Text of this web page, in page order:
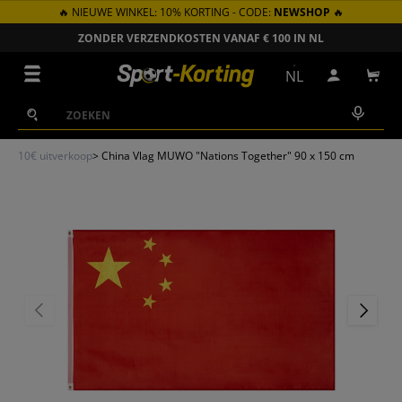
GA NAAR INHOUD
🔥 NIEUWE WINKEL: 10% KORTING - CODE: NEWSHOP 🔥
ZONDER VERZENDKOSTEN VANAF € 100 IN NL
Zoeken
Zoeken
NL Inloggen
10€ uitverkoop> China Vlag MUWO "Nations Together" 90 x 150 cm
VORIGE